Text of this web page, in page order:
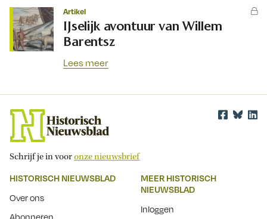
Artikel
IJselijk avontuur van Willem
Barentsz
Lees meer
Schrijf je in vooronze nieuwsbrief
HISTORISCH NIEUWSBLAD
Over ons
Abonneren
MEER HISTORISCH
NIEUWSBLAD
Inloggen